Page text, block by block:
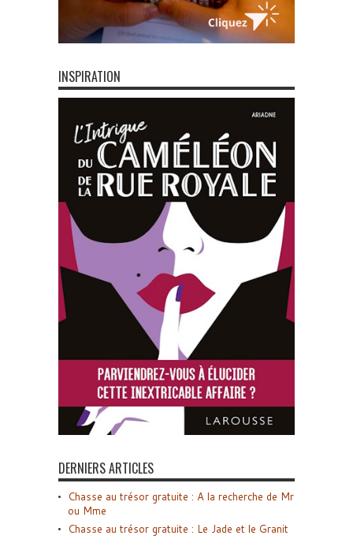
INSPIRATION
DERNIERS ARTICLES
Chasse au trésor gratuite : A la recherche de Mr
ou Mme
Chasse au trésor gratuite : Le Jade et le Granit